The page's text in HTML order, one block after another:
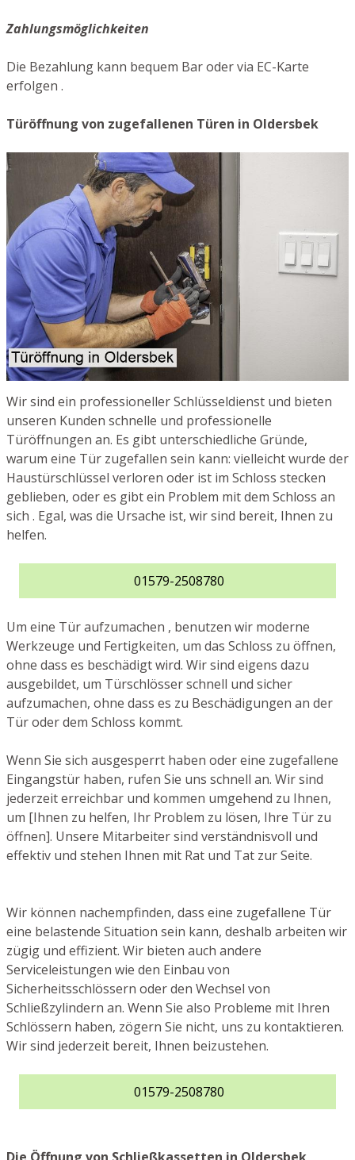
Zahlungsmöglichkeiten
Die Bezahlung kann bequem Bar oder via EC-Karte
erfolgen .
Türöffnung von zugefallenen Türen in Oldersbek
Wir sind ein professioneller Schlüsseldienst und bieten
unseren Kunden schnelle und professionelle
Türöffnungen an. Es gibt unterschiedliche Gründe,
warum eine Tür zugefallen sein kann: vielleicht wurde der
Haustürschlüssel verloren oder ist im Schloss stecken
geblieben, oder es gibt ein Problem mit dem Schloss an
sich . Egal, was die Ursache ist, wir sind bereit, Ihnen zu
helfen.
01579-2508780
Um eine Tür aufzumachen , benutzen wir moderne
Werkzeuge und Fertigkeiten, um das Schloss zu öffnen,
ohne dass es beschädigt wird. Wir sind eigens dazu
ausgebildet, um Türschlösser schnell und sicher
aufzumachen, ohne dass es zu Beschädigungen an der
Tür oder dem Schloss kommt.
Wenn Sie sich ausgesperrt haben oder eine zugefallene
Eingangstür haben, rufen Sie uns schnell an. Wir sind
jederzeit erreichbar und kommen umgehend zu Ihnen,
um [Ihnen zu helfen, Ihr Problem zu lösen, Ihre Tür zu
öffnen]. Unsere Mitarbeiter sind verständnisvoll und
effektiv und stehen Ihnen mit Rat und Tat zur Seite.
Wir können nachempfinden, dass eine zugefallene Tür
eine belastende Situation sein kann, deshalb arbeiten wir
zügig und effizient. Wir bieten auch andere
Serviceleistungen wie den Einbau von
Sicherheitsschlössern oder den Wechsel von
Schließzylindern an. Wenn Sie also Probleme mit Ihren
Schlössern haben, zögern Sie nicht, uns zu kontaktieren.
Wir sind jederzeit bereit, Ihnen beizustehen.
01579-2508780